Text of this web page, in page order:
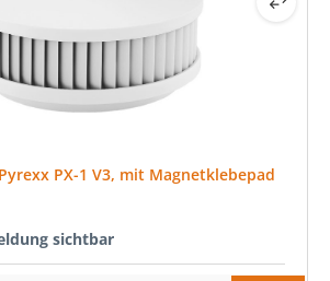
PX-1 V3, mit Magnetklebepad
sichtbar